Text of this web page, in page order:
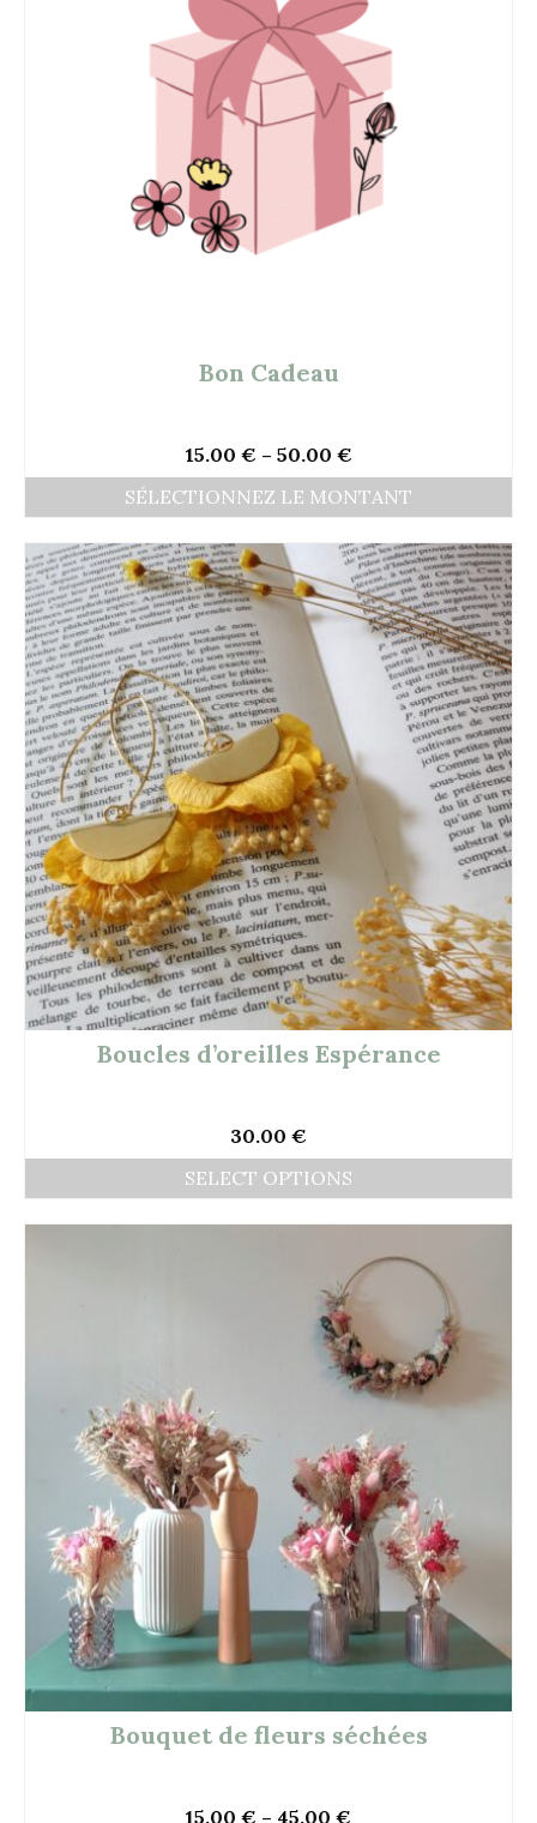
Bon Cadeau
15.00 € – 50.00 €
SÉLECTIONNEZ LE MONTANT
Boucles d’oreilles Espérance
30.00 €
SELECT OPTIONS
Bouquet de fleurs séchées
15.00 € – 45.00 €